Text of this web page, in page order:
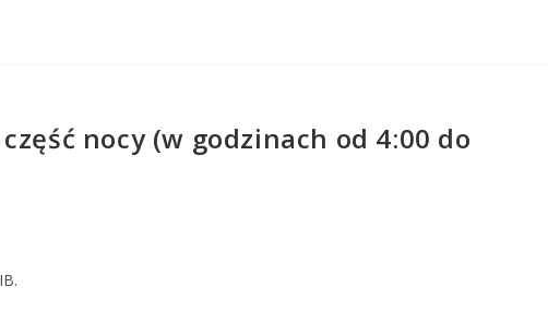
nocy (w godzinach od 4:00 do